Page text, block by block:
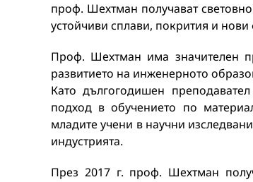
проф. Шехтман получават
устойчиви сплави, покрития и
Проф. Шехтман има значителен
развитието на инженерното
Като дългогодишен
подход в обучението по
младите учени в научни
индустрията.
През 2017 г. проф. Шехтман